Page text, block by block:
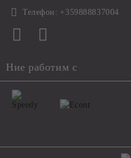
Телефон: +359888837004
Ние работим с